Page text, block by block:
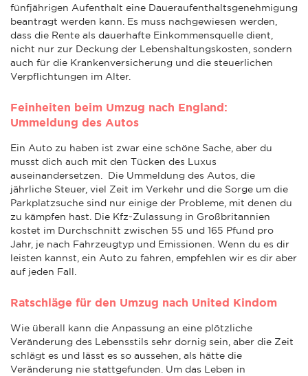
fünfjährigen Aufenthalt eine Daueraufenthaltsgenehmigung
beantragt werden kann. Es muss nachgewiesen werden,
dass die Rente als dauerhafte Einkommensquelle dient,
nicht nur zur Deckung der Lebenshaltungskosten, sondern
auch für die Krankenversicherung und die steuerlichen
Verpflichtungen im Alter.
Feinheiten beim Umzug nach England:
Ummeldung des Autos
Ein Auto zu haben ist zwar eine schöne Sache, aber du
musst dich auch mit den Tücken des Luxus
auseinandersetzen. Die Ummeldung des Autos, die
jährliche Steuer, viel Zeit im Verkehr und die Sorge um die
Parkplatzsuche sind nur einige der Probleme, mit denen du
zu kämpfen hast. Die Kfz-Zulassung in Großbritannien
kostet im Durchschnitt zwischen 55 und 165 Pfund pro
Jahr, je nach Fahrzeugtyp und Emissionen. Wenn du es dir
leisten kannst, ein Auto zu fahren, empfehlen wir es dir aber
auf jeden Fall.
Ratschläge für den Umzug nach United Kindom
Wie überall kann die Anpassung an eine plötzliche
Veränderung des Lebensstils sehr dornig sein, aber die Zeit
schlägt es und lässt es so aussehen, als hätte die
Veränderung nie stattgefunden. Um das Leben in